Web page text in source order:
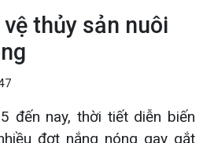
thủy sản nuôi
đến nay, thời tiết diễn biến
đợt nắng nóng gay gắt